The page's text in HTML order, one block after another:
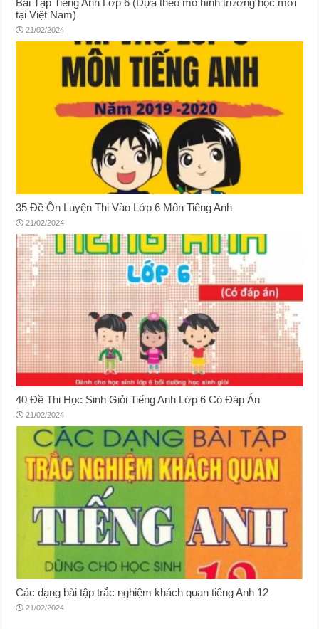
tại Việt Nam)
21/02/2024
35 Đề Ôn Luyện Thi Vào Lớp 6 Môn Tiếng Anh
21/02/2024
40 Đề Thi Học Sinh Giỏi Tiếng Anh Lớp 6 Có Đáp Án
21/02/2024
Các dạng bài tập trắc nghiệm khách quan tiếng Anh 12
21/02/2024